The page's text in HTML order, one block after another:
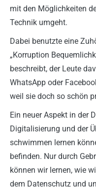
mit den Möglichkeiten
Technik umgeht.
Dabei benutzte eine
„Korruption
beschreibt, der Leute
WhatsApp oder
weil sie doch so schön
Ein neuer Aspekt in der
Digitalisierung und der
schwimmen lernen
befinden. Nur durch
können wir lernen, wie
dem Datenschutz und